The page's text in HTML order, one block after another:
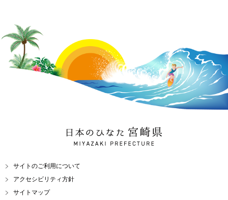
日本のひなた 宮崎県
MIYAZAKI PREFECTURE
サイトのご利用について
アクセシビリティ方針
サイトマップ